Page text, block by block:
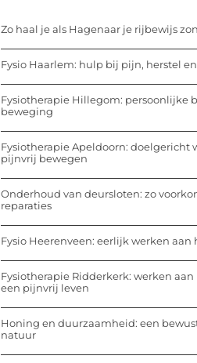
Zo haal je als Hagenaar je rijbewijs
Fysio Haarlem: hulp bij pijn, herstel
Fysiotherapie Hillegom: persoonlijke
beweging
Fysiotherapie Apeldoorn: doelgericht
pijnvrij bewegen
Onderhoud van deursloten: zo
reparaties
Fysio Heerenveen: eerlijk werken
Fysiotherapie Ridderkerk: werken
een pijnvrij leven
Honing en duurzaamheid: een
natuur